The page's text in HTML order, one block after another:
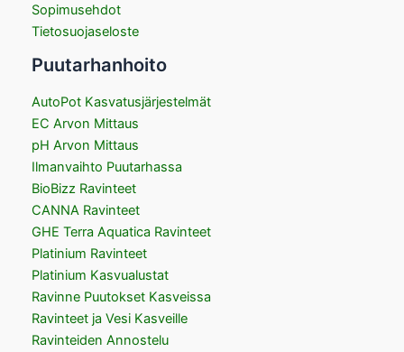
Sopimusehdot
Tietosuojaseloste
Puutarhanhoito
AutoPot Kasvatusjärjestelmät
EC Arvon Mittaus
pH Arvon Mittaus
Ilmanvaihto Puutarhassa
BioBizz Ravinteet
CANNA Ravinteet
GHE Terra Aquatica Ravinteet
Platinium Ravinteet
Platinium Kasvualustat
Ravinne Puutokset Kasveissa
Ravinteet ja Vesi Kasveille
Ravinteiden Annostelu